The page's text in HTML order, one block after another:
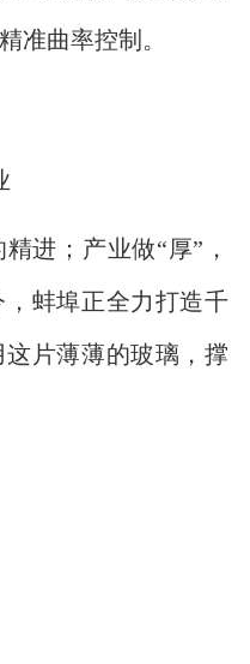
准曲率控制。
进；产业做“厚”，
蚌埠正全力打造千
片薄薄的玻璃，撑